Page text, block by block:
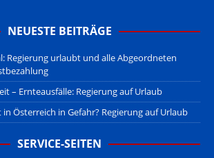
NEUESTE BEITRÄGE
Regierung urlaubt und alle Abgeordneten
– Ernteausfälle: Regierung auf Urlaub
Österreich in Gefahr? Regierung auf Urlaub
SERVICE-SEITEN